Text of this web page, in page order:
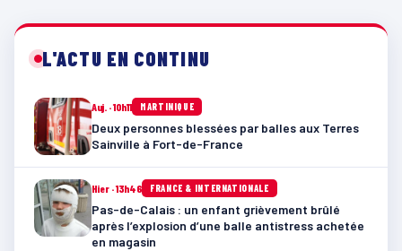
L'ACTU EN CONTINU
Auj. · 10h11 MARTINIQUE
Deux personnes blessées par balles aux Terres
Sainville à Fort-de-France
Hier · 13h46 FRANCE & INTERNATIONALE
Pas-de-Calais : un enfant grièvement brûlé
après l’explosion d’une balle antistress achetée
en magasin